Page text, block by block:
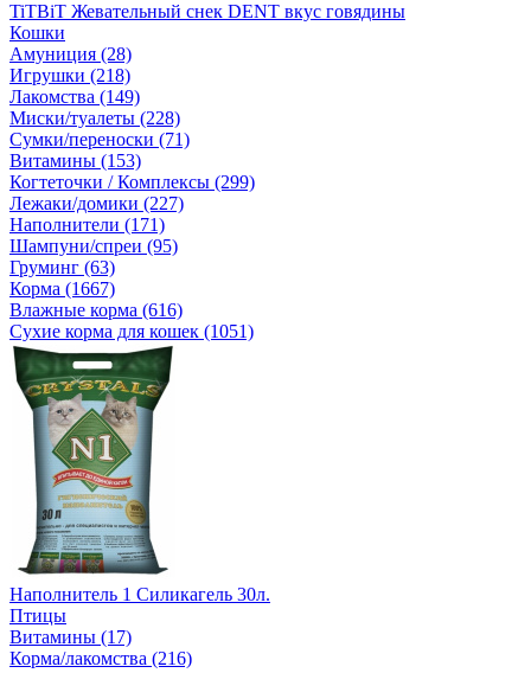
TiTBiT Жевательный снек DENT вкус говядины
Кошки
Амуниция (28)
Игрушки (218)
Лакомства (149)
Миски/туалеты (228)
Сумки/переноски (71)
Витамины (153)
Когтеточки / Комплексы (299)
Лежаки/домики (227)
Наполнители (171)
Шампуни/спреи (95)
Груминг (63)
Корма (1667)
Влажные корма (616)
Сухие корма для кошек (1051)
Наполнитель 1 Силикагель 30л.
Птицы
Витамины (17)
Корма/лакомства (216)